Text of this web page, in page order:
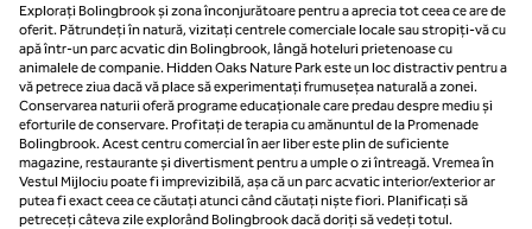
Explorați Bolingbrook și zona înconjurătoare pentru a aprecia tot ceea ce are de
oferit. Pătrundeți în natură, vizitați centrele comerciale locale sau stropiți-vă cu
apă într-un parc acvatic din Bolingbrook, lângă hoteluri prietenoase cu
animalele de companie. Hidden Oaks Nature Park este un loc distractiv pentru a
vă petrece ziua dacă vă place să experimentați frumusețea naturală a zonei.
Conservarea naturii oferă programe educaționale care predau despre mediu și
eforturile de conservare. Profitați de terapia cu amănuntul de la Promenade
Bolingbrook. Acest centru comercial în aer liber este plin de suficiente
magazine, restaurante și divertisment pentru a umple o zi întreagă. Vremea în
Vestul Mijlociu poate fi imprevizibilă, așa că un parc acvatic interior/exterior ar
putea fi exact ceea ce căutați atunci când căutați niște fiori. Planificați să
petreceți câteva zile explorând Bolingbrook dacă doriți să vedeți totul.